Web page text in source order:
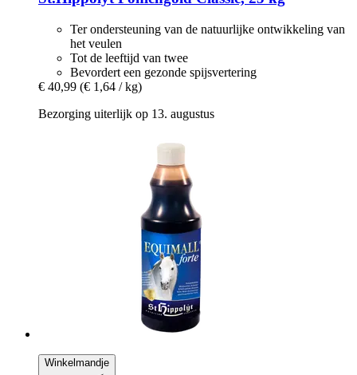
Ter ondersteuning van de natuurlijke ontwikkeling van
het veulen
Tot de leeftijd van twee
Bevordert een gezonde spijsvertering
€ 40,99 (€ 1,64 / kg)
Bezorging uiterlijk op 13. augustus
Winkelmandje